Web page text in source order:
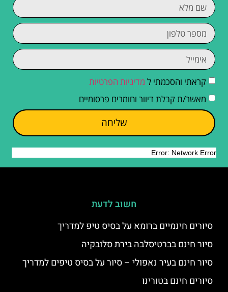
קראתי והסכמתי ל מדיניות הפרטיות
מאשר/ת קבלת דיוור וחומרים פרסומיים
שליחה
חשוב לדעת
סיורים חינמיים ברומא על בסיס טיפ למדריך
סיור חינם בברטיסלבה בירת סלובקיה
סיור חינם בעיר נאפולי – סיור על בסיס טיפים למדריך
סיורים חינם בטורינו